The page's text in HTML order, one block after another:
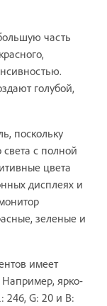
часть
голубой,
поскольку
света с полной
цвета
дисплеях и
зеленые и
имеет
Например, ярко-
246, G: 20 и B: